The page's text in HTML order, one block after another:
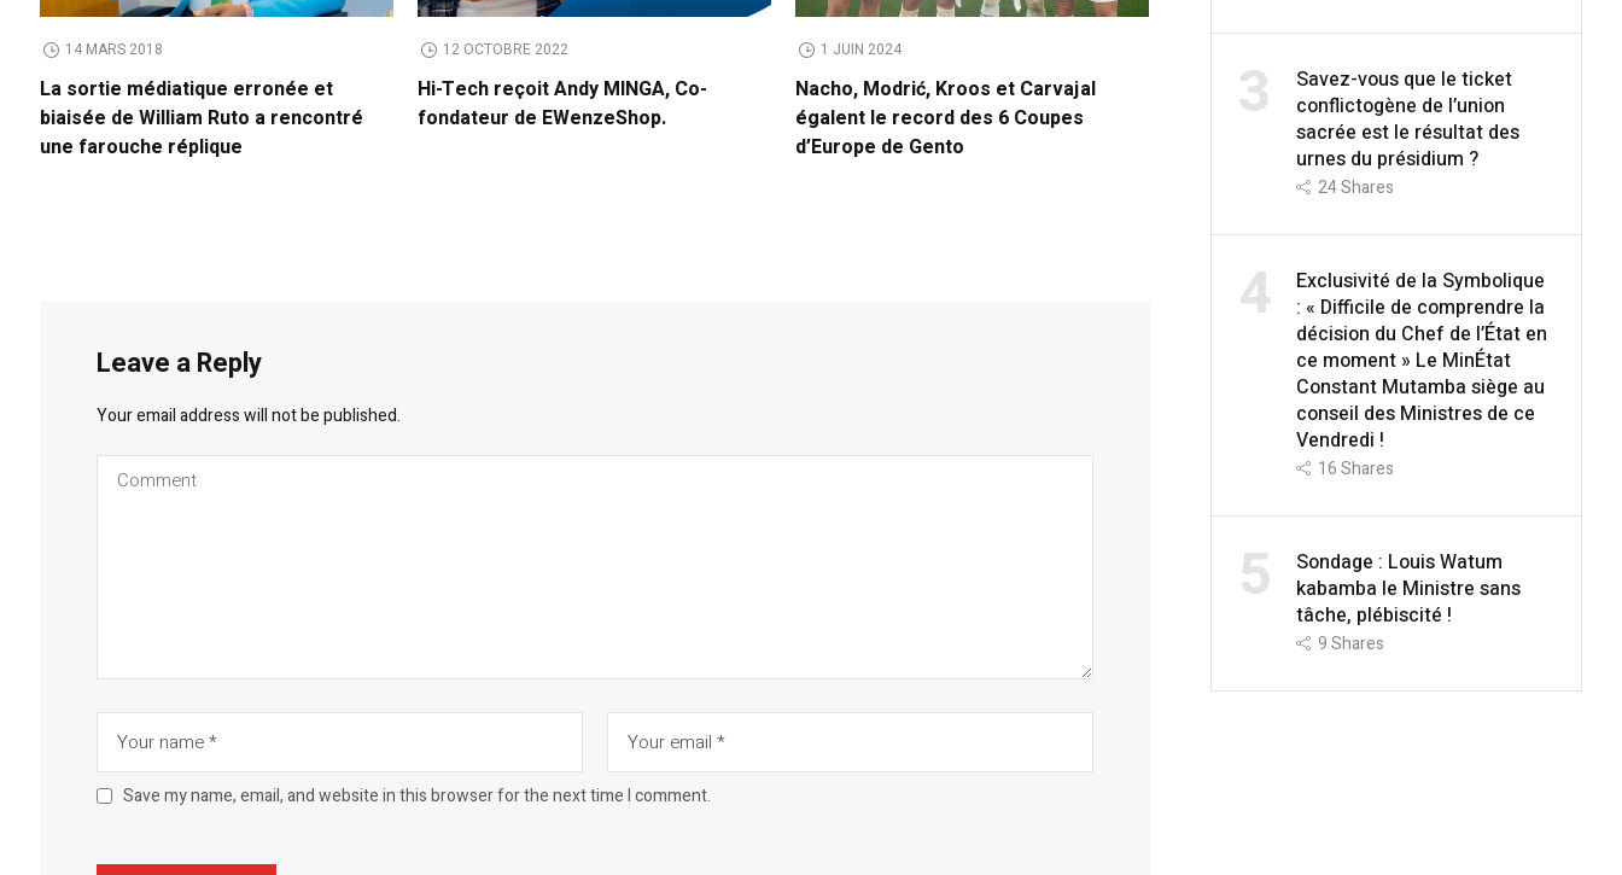
14 MARS 2018
La sortie médiatique erronée et
biaisée de William Ruto a rencontré
une farouche réplique
12 OCTOBRE 2022
Hi-Tech reçoit Andy MINGA, Co-
fondateur de EWenzeShop.
1 JUIN 2024
Nacho, Modrić, Kroos et Carvajal
égalent le record des 6 Coupes
d’Europe de Gento
Leave a Reply
Your email address will not be published.
Save my name, email, and website in this browser for the next time I comment.
3
Savez-vous que le ticket
conflictogène de l’union
sacrée est le résultat des
urnes du présidium ?
24Shares
4
Exclusivité de la Symbolique
: « Difficile de comprendre la
décision du Chef de l’État en
ce moment » Le MinÉtat
Constant Mutamba siège au
conseil des Ministres de ce
Vendredi !
16Shares
5
Sondage : Louis Watum
kabamba le Ministre sans
tâche, plébiscité !
9Shares